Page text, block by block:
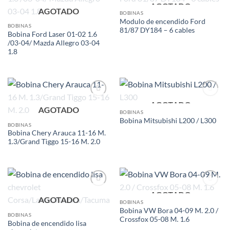
Add to
AGOTADO
BOBINAS
Bobina Ford Laser 01-02 1.6
/03-04/ Mazda Allegro 03-04
1.8
AGOTADO
BOBINAS
Modulo de encendido Ford
81/87 DY184 – 6 cables
AGOTADO
BOBINAS
Bobina Chery Arauca 11-16 M.
1.3/Grand Tiggo 15-16 M. 2.0
AGOTADO
BOBINAS
Bobina Mitsubishi L200 / L300
wishlist
AGOTADO
BOBINAS
Bobina de encendido lisa
AGOTADO
BOBINAS
Bobina VW Bora 04-09 M. 2.0 /
Crossfox 05-08 M. 1.6